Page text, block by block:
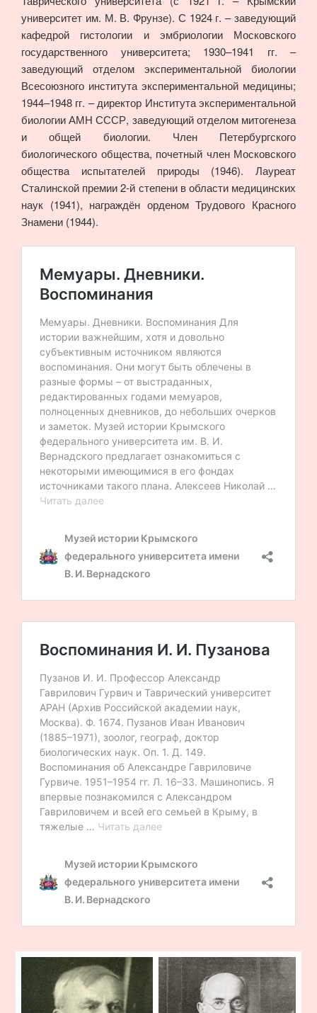
университет им. М. В. Фрунзе). С 1924 г. – заведующий
кафедрой гистологии и эмбриологии Московского
государственного университета; 1930–1941 гг. –
заведующий отделом экспериментальной биологии
Всесоюзного института экспериментальной медицины;
1944–1948 гг. – директор Института экспериментальной
биологии АМН СССР, заведующий отделом митогенеза
и общей биологии. Член Петербургского
биологического общества, почетный член Московского
общества испытателей природы (1946). Лауреат
Сталинской премии 2-й степени в области медицинских
наук (1941), награждён орденом Трудового Красного
Знамени (1944).